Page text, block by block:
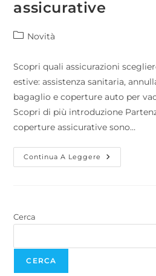
assicurative
Novità
Scopri quali assicurazioni
estive: assistenza sanitaria,
bagaglio e coperture auto per
Scopri di più introduzione
coperture assicurative sono…
Continua A Leggere
Cerca
CERCA